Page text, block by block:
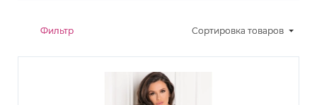
Фильтр Сортировка товаров